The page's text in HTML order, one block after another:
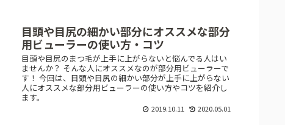
目頭や目尻の細かい部分にオススメな部分
用ビューラーの使い方・コツ
目頭や目尻のまつ毛が上手に上がらないと悩んでる人はい
ませんか？ そんな人にオススメなのが部分用ビューラーで
す！ 今回は、目頭や目尻の細かい部分が上手に上がらない
人にオススメな部分用ビューラーの使い方やコツを紹介し
ます。
2019.10.11 2020.05.01